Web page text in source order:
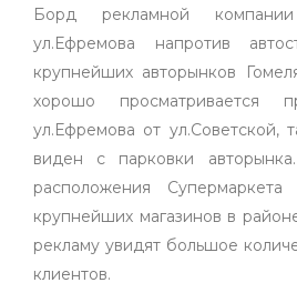
Борд рекламной
ул.Ефремова напротив
крупнейших авторынков
хорошо просматривается
ул.Ефремова от
виден с парковки
расположения
крупнейших магазинов в
рекламу увидят большое
клиентов.